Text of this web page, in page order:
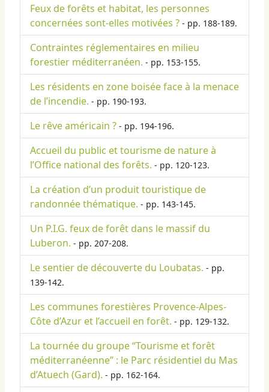
Feux de forêts et habitat, les personnes
concernées sont-elles motivées ? - pp. 188-189.
Contraintes réglementaires en milieu
forestier méditerranéen. - pp. 153-155.
Les résidents en zone boisée face à la menace
de l’incendie. - pp. 190-193.
Le rêve américain ? - pp. 194-196.
Accueil du public et tourisme de nature à
l’Office national des forêts. - pp. 120-123.
La création d’un produit touristique de
randonnée thématique. - pp. 143-145.
Un P.I.G. feux de forêt dans le massif du
Luberon. - pp. 207-208.
Le sentier de découverte du Loubatas. - pp.
139-142.
Les communes forestières Provence-Alpes-
Côte d’Azur et l’accueil en forêt. - pp. 129-132.
La tournée du groupe “Tourisme et forêt
méditerranéenne” : le Parc résidentiel du Mas
d’Atuech (Gard). - pp. 162-164.